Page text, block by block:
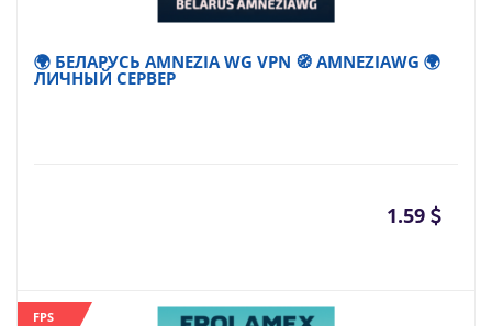
🌍 БЕЛАРУСЬ AMNEZIA WG VPN 🧭 AMNEZIAWG 🌍
ЛИЧНЫЙ СЕРВЕР
1.59
FPS